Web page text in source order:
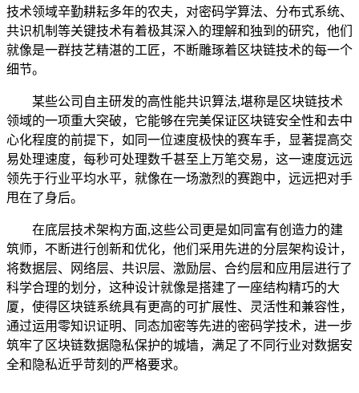
技术领域辛勤耕耘多年的农夫，对密码学算法、分布式系统、
共识机制等关键技术有着极其深入的理解和独到的研究，他们
就像是一群技艺精湛的工匠，不断雕琢着区块链技术的每一个
细节。
某些公司自主研发的高性能共识算法,堪称是区块链技术
领域的一项重大突破，它能够在完美保证区块链安全性和去中
心化程度的前提下，如同一位速度极快的赛车手，显著提高交
易处理速度，每秒可处理数千甚至上万笔交易，这一速度远远
领先于行业平均水平，就像在一场激烈的赛跑中，远远把对手
甩在了身后。
在底层技术架构方面,这些公司更是如同富有创造力的建
筑师，不断进行创新和优化，他们采用先进的分层架构设计，
将数据层、网络层、共识层、激励层、合约层和应用层进行了
科学合理的划分，这种设计就像是搭建了一座结构精巧的大
厦，使得区块链系统具有更高的可扩展性、灵活性和兼容性，
通过运用零知识证明、同态加密等先进的密码学技术，进一步
筑牢了区块链数据隐私保护的城墙，满足了不同行业对数据安
全和隐私近乎苛刻的严格要求。